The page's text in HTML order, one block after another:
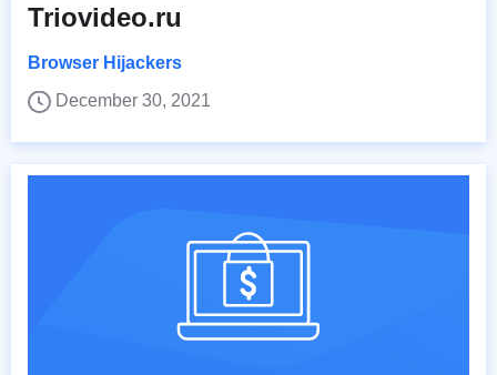
Triovideo.ru
Browser Hijackers
December 30, 2021